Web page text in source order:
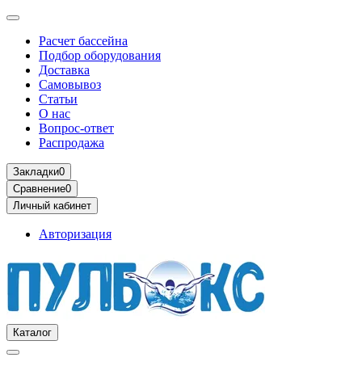
Расчет бассейна
Подбор оборудования
Доставка
Самовывоз
Статьи
О нас
Вопрос-ответ
Распродажа
Закладки0
Сравнение0
Личный кабинет
Авторизация
Каталог